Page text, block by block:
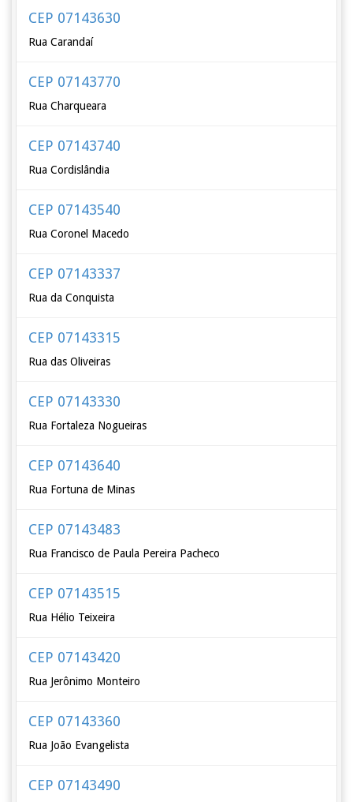
CEP 07143630
Rua Carandaí
CEP 07143770
Rua Charqueara
CEP 07143740
Rua Cordislândia
CEP 07143540
Rua Coronel Macedo
CEP 07143337
Rua da Conquista
CEP 07143315
Rua das Oliveiras
CEP 07143330
Rua Fortaleza Nogueiras
CEP 07143640
Rua Fortuna de Minas
CEP 07143483
Rua Francisco de Paula Pereira Pacheco
CEP 07143515
Rua Hélio Teixeira
CEP 07143420
Rua Jerônimo Monteiro
CEP 07143360
Rua João Evangelista
CEP 07143490